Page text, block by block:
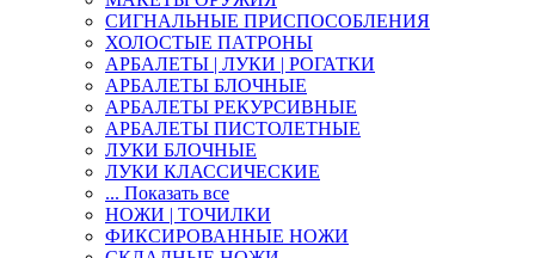
СИГНАЛЬНЫЕ ПРИСПОСОБЛЕНИЯ
ХОЛОСТЫЕ ПАТРОНЫ
АРБАЛЕТЫ | ЛУКИ | РОГАТКИ
АРБАЛЕТЫ БЛОЧНЫЕ
АРБАЛЕТЫ РЕКУРСИВНЫЕ
АРБАЛЕТЫ ПИСТОЛЕТНЫЕ
ЛУКИ БЛОЧНЫЕ
ЛУКИ КЛАССИЧЕСКИЕ
... Показать все
НОЖИ | ТОЧИЛКИ
ФИКСИРОВАННЫЕ НОЖИ